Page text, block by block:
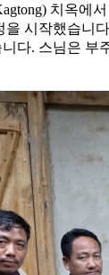
치옥에
을 시작했습니
다. 스님은 부